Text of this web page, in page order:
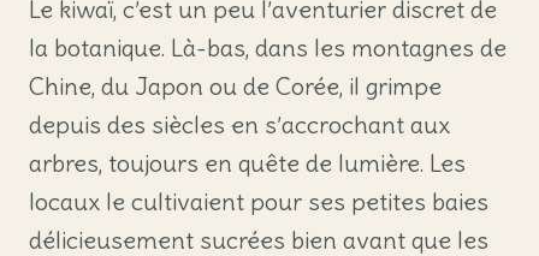
Le kiwaï, c’est un peu l’aventurier discret de
la botanique. Là-bas, dans les montagnes de
Chine, du Japon ou de Corée, il grimpe
depuis des siècles en s’accrochant aux
arbres, toujours en quête de lumière. Les
locaux le cultivaient pour ses petites baies
délicieusement sucrées bien avant que les